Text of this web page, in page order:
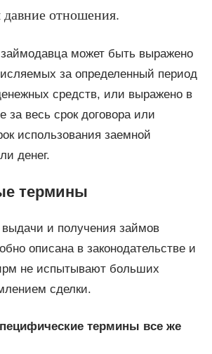
отношения.
может быть выражено
за определенный период
средств, или выражено в
за весь срок договора или
использования заемной
денег.
термины
и получения займов
описана в законодательстве и
не испытывают больших
сделки.
термины все же